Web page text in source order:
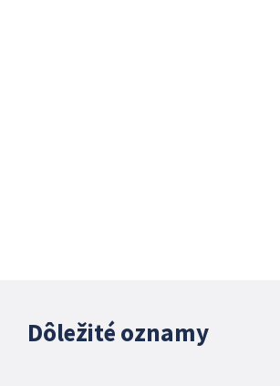
Dôležité oznamy